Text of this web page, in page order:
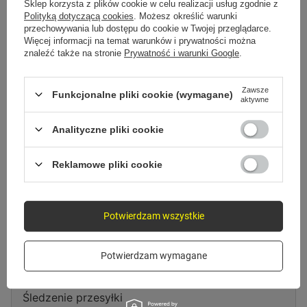
Spróbuj sprecyzować dokładniejsze parametry. Skorzystaj zwyszukiwarki
zaawansowanej.
Szukasz produktu, którego nie
mamy w ofercie?
Jeśli nie znalazłeś w naszej ofercie produktu, a chciałbyś kupić go w
naszym sklepie, możesz skorzystać ze specjalnego formularza i przesłać
nam opis szukanego przedmiotu. Aby móc to zrobić musisz być
zalogowany.
Zamówienia
Status zamówienia
Śledzenie przesyłki
Sklep korzysta z plików cookie w celu realizacji usług zgodnie z
Polityką dotyczącą cookies . Możesz określić warunki
przechowywania lub dostępu do cookie w Twojej przeglądarce.
Więcej informacji na temat warunków i prywatności można
znaleźć także na stronie Prywatność i warunki Google
Funkcjonalne pliki cookie (wymagane)
Zawsze
aktywne
Analityczne pliki cookie
Reklamowe pliki cookie
Potwierdzam wymagane
Potwierdzam wszystkie